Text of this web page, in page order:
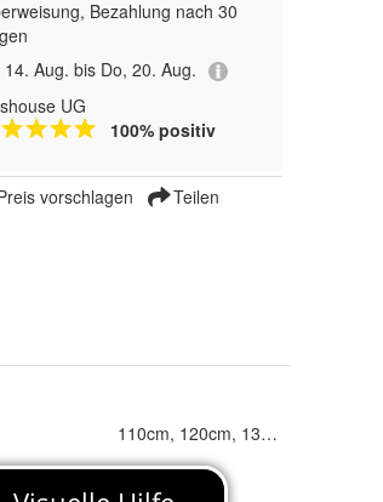
Bezahlung nach 30
14. Aug. bis Do, 20. Aug.
UG
100% positiv
vorschlagen Teilen